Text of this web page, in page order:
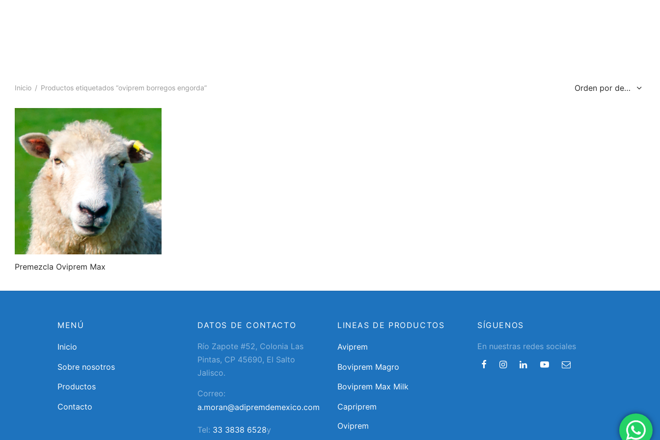
Inicio / Productos etiquetados “oviprem borregos engorda”
Premezcla Oviprem Max
MENÚ
Inicio
Sobre nosotros
Productos
Contacto
DATOS DE CONTACTO
Río Zapote #52, Colonia Las
Pintas, CP 45690, El Salto
Jalisco.
Correo:
a.moran@adipremdemexico.com
Tel: 33 3838 6528y
LINEAS DE PRODUCTOS
Aviprem
Boviprem Magro
Boviprem Max Milk
Capriprem
Oviprem
SÍGUENOS
En nuestras redes sociales